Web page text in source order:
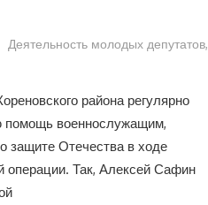
Деятельность молодых депутатов,
района регулярно
помощь военнослужащим,
защите Отечества в ходе
операции. Так, Алексей Сафин